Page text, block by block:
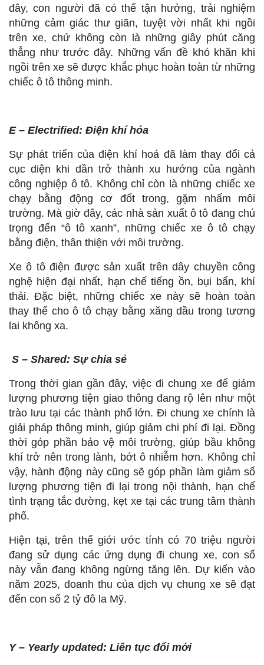
đây, con người đã có thể tận hưởng, trải nghiệm
những cảm giác thư giãn, tuyệt vời nhất khi ngồi
trên xe, chứ không còn là những giây phút căng
thẳng như trước đây. Những vấn đề khó khăn khi
ngồi trên xe sẽ được khắc phục hoàn toàn từ những
chiếc ô tô thông minh.
E – Electrified: Điện khí hóa
Sự phát triển của điện khí hoá đã làm thay đổi cả
cục diện khi dần trở thành xu hướng của ngành
công nghiệp ô tô. Không chỉ còn là những chiếc xe
chạy bằng động cơ đốt trong, gặm nhấm môi
trường. Mà giờ đây, các nhà sản xuất ô tô đang chú
trọng đến “ô tô xanh”, những chiếc xe ô tô chạy
bằng điện, thân thiện với môi trường.
Xe ô tô điện được sản xuất trên dây chuyền công
nghệ hiện đại nhất, hạn chế tiếng ồn, bụi bẩn, khí
thải. Đặc biệt, những chiếc xe này sẽ hoàn toàn
thay thế cho ô tô chạy bằng xăng dầu trong tương
lai không xa.
S – Shared: Sự chia sẻ
Trong thời gian gần đây, việc đi chung xe để giảm
lượng phương tiện giao thông đang rộ lên như một
trào lưu tại các thành phố lớn. Đi chung xe chính là
giải pháp thông minh, giúp giảm chi phí đi lại. Đồng
thời góp phần bảo vệ môi trường, giúp bầu không
khí trở nên trong lành, bớt ô nhiễm hơn. Không chỉ
vậy, hành động này cũng sẽ góp phần làm giảm số
lượng phương tiện đi lại trong nội thành, hạn chế
tình trạng tắc đường, kẹt xe tại các trung tâm thành
phố.
Hiện tại, trên thế giới ước tính có 70 triệu người
đang sử dụng các ứng dụng đi chung xe, con số
này vẫn đang không ngừng tăng lên. Dự kiến vào
năm 2025, doanh thu của dịch vụ chung xe sẽ đạt
đến con số 2 tỷ đô la Mỹ.
Y – Yearly updated: Liên tục đổi mới